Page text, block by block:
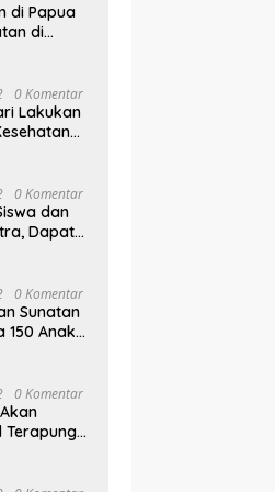
Prostitusi
di Papua
di
KY – MA
0 Komentar
Lakukan
0 Komentar
dan
Dapat
0 Komentar
Sunatan
150 Anak
0 Komentar
Terapung